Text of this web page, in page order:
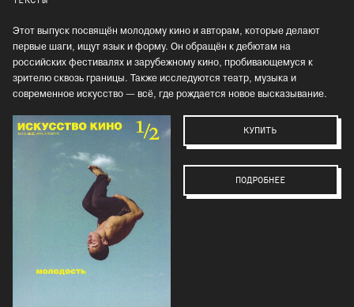
Этот выпуск посвящён молодому кино и авторам, которые делают
первые шаги, ищут язык и форму. Он обращён к дебютам на
российских фестивалях и зарубежному кино, пробивающемуся к
зрителю сквозь границы. Также исследуются театр, музыка и
современное искусство — всё, где рождается новое высказывание.
КУПИТЬ
ПОДРОБНЕЕ